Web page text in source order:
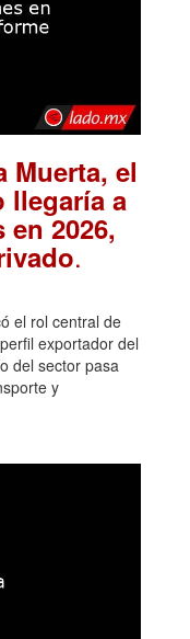
Muerta, el
llegaría a
en 2026,
.
el rol central de
exportador del
del sector pasa
y